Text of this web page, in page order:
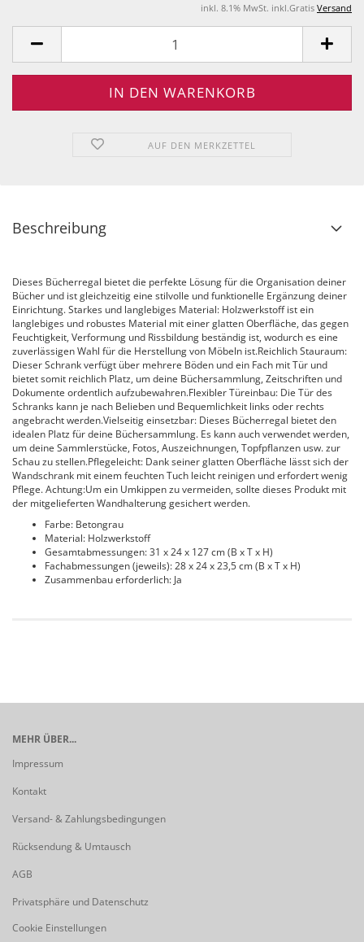
inkl. 8.1% MwSt. inkl.Gratis Versand
AUF DEN MERKZETTEL
Beschreibung
Dieses Bücherregal bietet die perfekte Lösung für die Organisation deiner
Bücher und ist gleichzeitig eine stilvolle und funktionelle Ergänzung deiner
Einrichtung. Starkes und langlebiges Material: Holzwerkstoff ist ein
langlebiges und robustes Material mit einer glatten Oberfläche, das gegen
Feuchtigkeit, Verformung und Rissbildung beständig ist, wodurch es eine
zuverlässigen Wahl für die Herstellung von Möbeln ist.Reichlich Stauraum:
Dieser Schrank verfügt über mehrere Böden und ein Fach mit Tür und
bietet somit reichlich Platz, um deine Büchersammlung, Zeitschriften und
Dokumente ordentlich aufzubewahren.Flexibler Türeinbau: Die Tür des
Schranks kann je nach Belieben und Bequemlichkeit links oder rechts
angebracht werden.Vielseitig einsetzbar: Dieses Bücherregal bietet den
idealen Platz für deine Büchersammlung. Es kann auch verwendet werden,
um deine Sammlerstücke, Fotos, Auszeichnungen, Topfpflanzen usw. zur
Schau zu stellen.Pflegeleicht: Dank seiner glatten Oberfläche lässt sich der
Wandschrank mit einem feuchten Tuch leicht reinigen und erfordert wenig
Pflege. Achtung:Um ein Umkippen zu vermeiden, sollte dieses Produkt mit
der mitgelieferten Wandhalterung gesichert werden.
Farbe: Betongrau
Material: Holzwerkstoff
Gesamtabmessungen: 31 x 24 x 127 cm (B x T x H)
Fachabmessungen (jeweils): 28 x 24 x 23,5 cm (B x T x H)
Zusammenbau erforderlich: Ja
MEHR ÜBER...
Impressum
Kontakt
Versand- & Zahlungsbedingungen
Rücksendung & Umtausch
AGB
Privatsphäre und Datenschutz
Cookie Einstellungen